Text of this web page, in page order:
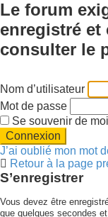
Le forum
enregistré
consulter le
Nom d’utilisateur
Mot de passe
Se souvenir de moi
J’ai oublié mon mot
Retour à la page
S’enregistrer
Vous devez être
que quelques secondes